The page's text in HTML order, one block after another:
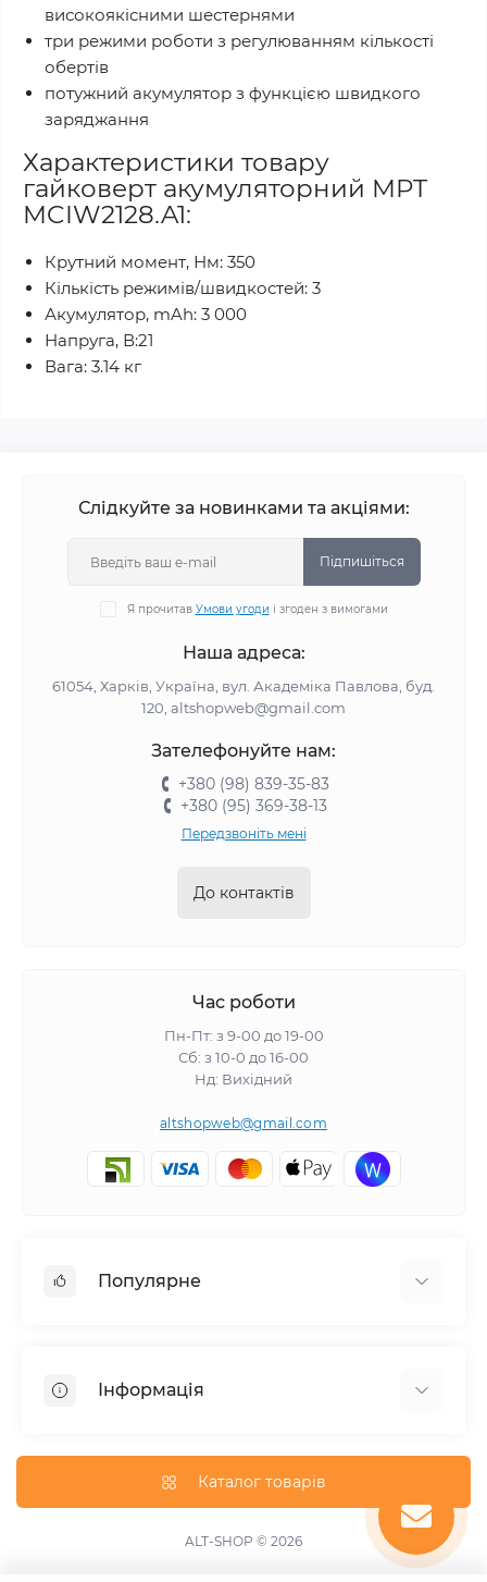
високоякісними шестернями
три режими роботи з регулюванням кількості
обертів
потужний акумулятор з функцією швидкого
заряджання
Характеристики товару
гайковерт акумуляторний MPT
MCIW2128.A1:
Крутний момент, Нм: 350
Кількість режимів/швидкостей: 3
Акумулятор, mAh: 3 000
Напруга, В:21
Вага: 3.14 кг
Слідкуйте за новинками та акціями:
Підпишіться
Я прочитав Умови угоди і згоден з вимогами
Наша адреса:
61054, Харків, Україна, вул. Академіка Павлова, буд.
120, altshopweb@gmail.com
Зателефонуйте нам:
+380 (98) 839-35-83
+380 (95) 369-38-13
Передзвоніть мені
До контактів
Час роботи
Пн-Пт: з 9-00 до 19-00
Сб: з 10-0 до 16-00
Нд: Вихідний
altshopweb@gmail.com
Популярне
Відпочинок, туризм
Товари для автомобілів
Інформація
Умови повернення
Зворотній зв'язок
Каталог товарів
ALT-SHOP © 2026